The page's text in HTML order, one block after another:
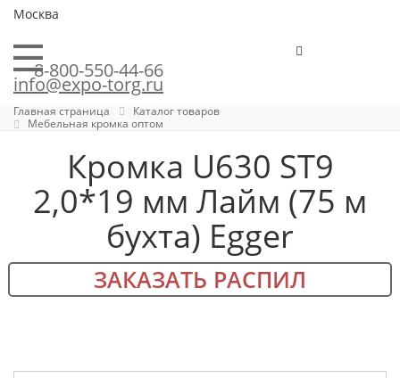
Москва
8-800-550-44-66
info@expo-torg.ru
Главная страница
Каталог товаров
Мебельная кромка оптом
Кромка U630 ST9
2,0*19 мм Лайм (75 м
бухта) Egger
ЗАКАЗАТЬ РАСПИЛ